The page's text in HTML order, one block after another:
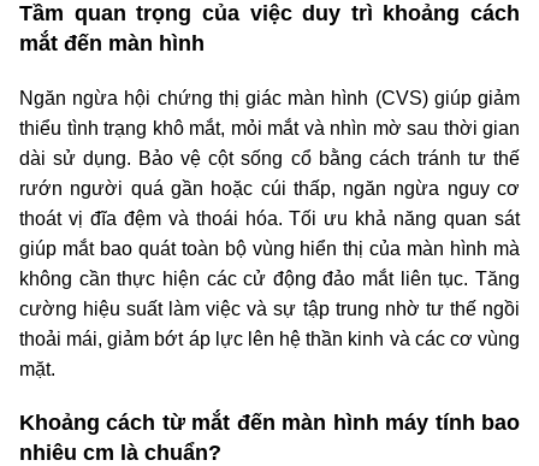
Tầm quan trọng của việc duy trì khoảng cách
mắt đến màn hình
Ngăn ngừa hội chứng thị giác màn hình (CVS) giúp giảm
thiểu tình trạng khô mắt, mỏi mắt và nhìn mờ sau thời gian
dài sử dụng. Bảo vệ cột sống cổ bằng cách tránh tư thế
rướn người quá gần hoặc cúi thấp, ngăn ngừa nguy cơ
thoát vị đĩa đệm và thoái hóa. Tối ưu khả năng quan sát
giúp mắt bao quát toàn bộ vùng hiển thị của màn hình mà
không cần thực hiện các cử động đảo mắt liên tục. Tăng
cường hiệu suất làm việc và sự tập trung nhờ tư thế ngồi
thoải mái, giảm bớt áp lực lên hệ thần kinh và các cơ vùng
mặt.
Khoảng cách từ mắt đến màn hình máy tính bao
nhiêu cm là chuẩn?